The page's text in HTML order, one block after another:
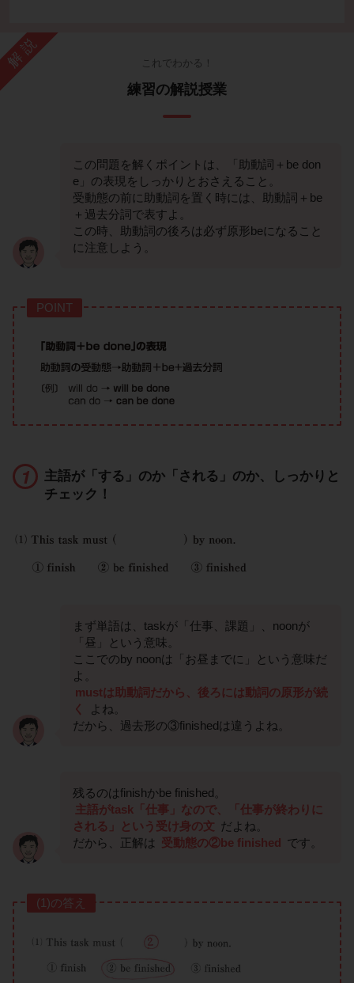
解説 これでわかる！
練習の解説授業
この問題を解くポイントは、「助動詞＋be don
e」の表現をしっかりとおさえること。
受動態の前に助動詞を置く時には、助動詞＋be
＋過去分詞で表すよ。
この時、助動詞の後ろは必ず原形beになること
に注意しよう。
POINT
主語が「する」のか「される」のか、しっかりと
チェック！
まず単語は、taskが「仕事、課題」、noonが
「昼」という意味。
ここでのby noonは「お昼までに」という意味だ
よ。
mustは助動詞だから、後ろには動詞の原形が続
く
よね。
だから、過去形の③finishedは違うよね。
残るのはfinishかbe finished。
主語がtask「仕事」なので、「仕事が終わりに
される」という受け身の文
だよね。
だから、正解は 受動態の②be finished です。
(1)の答え